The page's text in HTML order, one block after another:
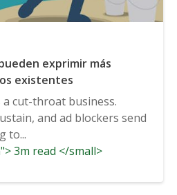
exprimir más
existentes
cut-throat business.
and ad blockers send
to...
3m read </small>